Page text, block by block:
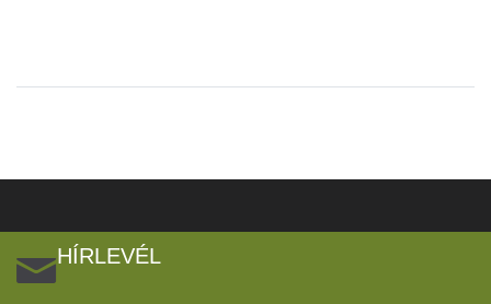
HÍRLEVÉL